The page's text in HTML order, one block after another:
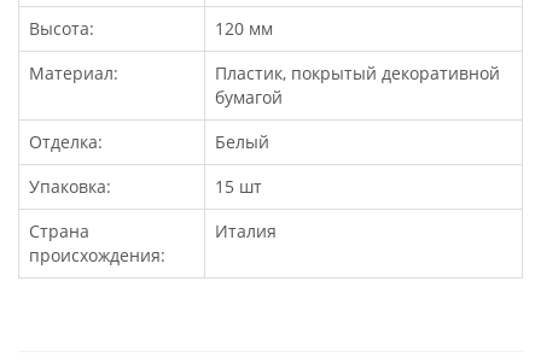
Высота:
120 мм
Материал:
Пластик, покрытый декоративной
бумагой
Отделка:
Белый
Упаковка:
15 шт
Страна
происхождения:
Италия